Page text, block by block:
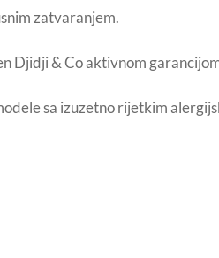
zatvaranjem.
Djidji & Co aktivnom
sa izuzetno rijetkim